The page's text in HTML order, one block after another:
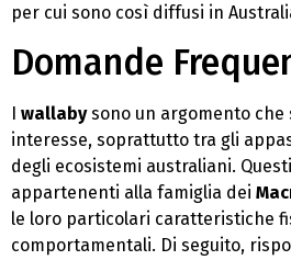
per cui sono così diffusi in
Domande
wallabysono un argomento che
interesse, soprattutto tra gli
degli ecosistemi australiani.
appartenenti alla famiglia dei
le loro particolari caratteristiche
comportamentali. Di seguito,